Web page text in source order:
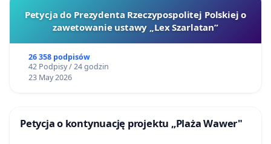
Petycja do Prezydenta Rzeczypospolitej Polskiej o
zawetowanie ustawy „Lex Szarlatan”
26 358 podpisów
42 Podpisy / 24 godzin
23 May 2026
Petycja o kontynuację projektu „Plaża Wawer"